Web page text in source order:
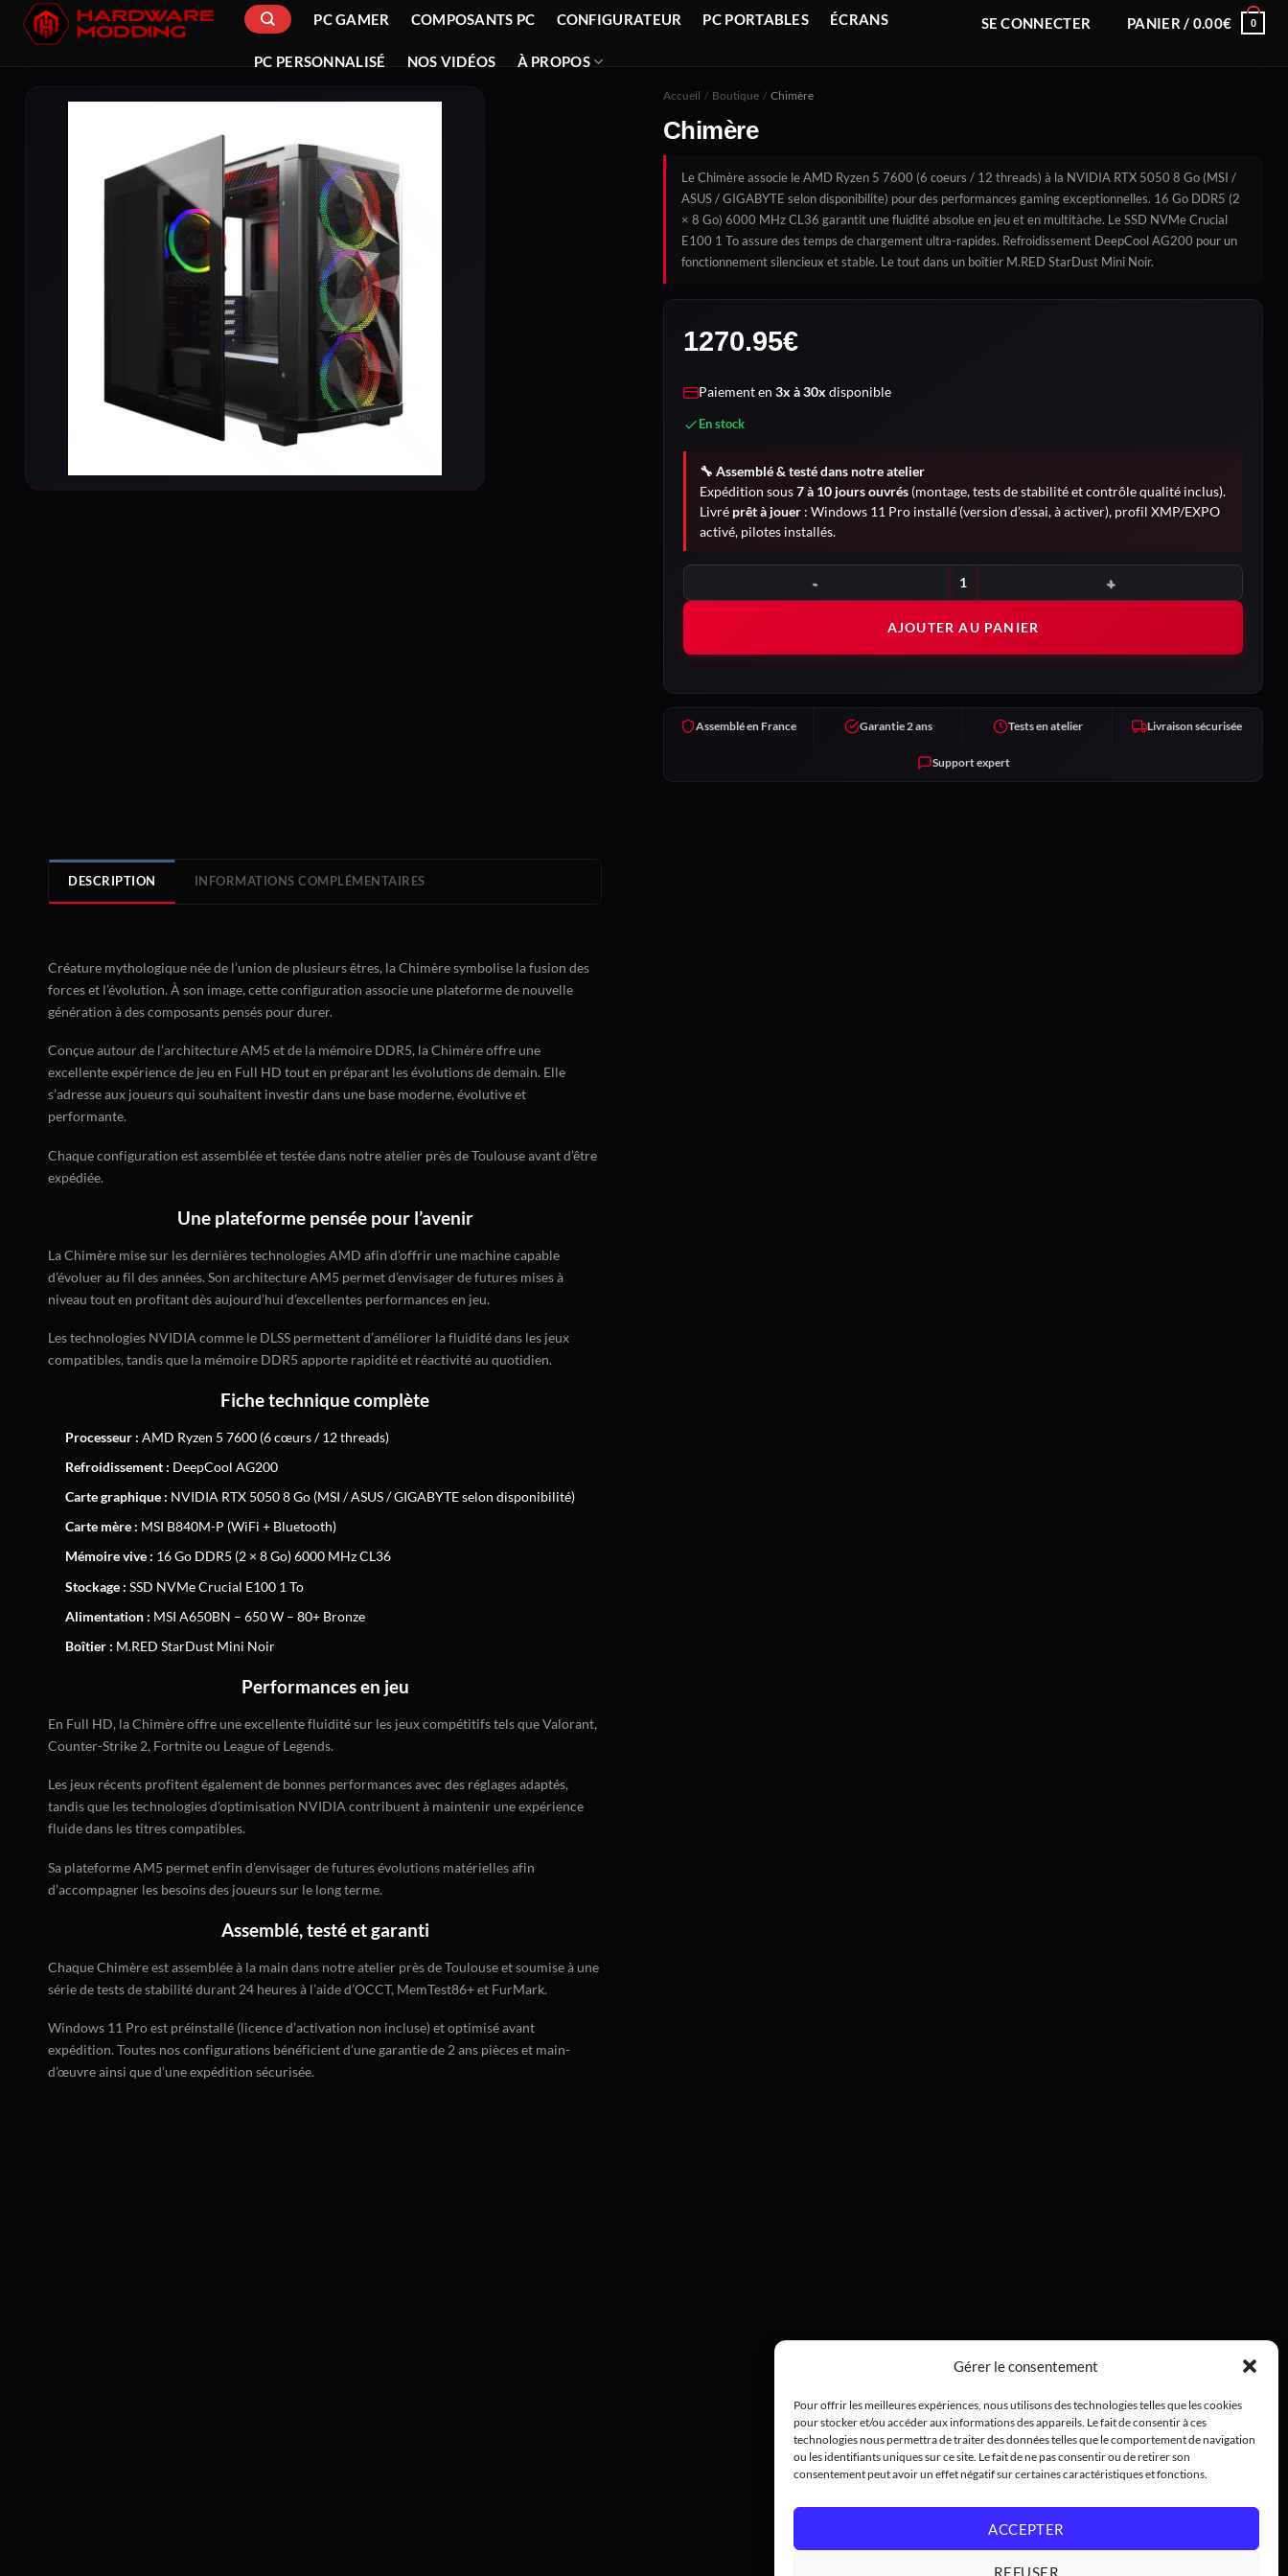
Gérer le consentement
Pour offrir les meilleures expériences, nous utilisons des technologies telles que les cookies
pour stocker et/ou accéder aux informations des appareils. Le fait de consentir à ces
technologies nous permettra de traiter des données telles que le comportement de navigation
ou les identifiants uniques sur ce site. Le fait de ne pas consentir ou de retirer son
consentement peut avoir un effet négatif sur certaines caractéristiques et fonctions.
ACCEPTER
REFUSER
Passer
PC GAMER COMPOSANTS PC CONFIGURATEUR PC PORTABLES ÉCRANS
PC PERSONNALISÉ NOS VIDÉOS À PROPOS
SE CONNECTER PANIER / 0.00€ 0
Accueil / Boutique / Chimère
Chimère
Le Chimère associe le AMD Ryzen 5 7600 (6 coeurs / 12 threads) à la NVIDIA RTX 5050 8 Go (MSI /
ASUS / GIGABYTE selon disponibilite) pour des performances gaming exceptionnelles. 16 Go DDR5 (2
× 8 Go) 6000 MHz CL36 garantit une fluidité absolue en jeu et en multitàche. Le SSD NVMe Crucial
E100 1 To assure des temps de chargement ultra-rapides. Refroidissement DeepCool AG200 pour un
fonctionnement silencieux et stable. Le tout dans un boîtier M.RED StarDust Mini Noir.
1270.95€
Paiement en 3x à 30x disponible
En stock
🔧 Assemblé & testé dans notre atelier
Expédition sous7 à 10 jours ouvrés (montage, tests de stabilité et contrôle qualité inclus).
Livré prêt à jouer : Windows 11 Pro installé (version d’essai, à activer), profil XMP/EXPO
activé, pilotes installés.
AJOUTER AU PANIER
Assemblé en France Garantie 2 ans Tests en atelier Livraison sécurisée
Support expert
DESCRIPTION INFORMATIONS COMPLÉMENTAIRES
Créature mythologique née de l’union de plusieurs êtres, la Chimère symbolise la fusion des
forces et l’évolution. À son image, cette configuration associe une plateforme de nouvelle
génération à des composants pensés pour durer.
Conçue autour de l’architecture AM5 et de la mémoire DDR5, la Chimère offre une
excellente expérience de jeu en Full HD tout en préparant les évolutions de demain. Elle
s’adresse aux joueurs qui souhaitent investir dans une base moderne, évolutive et
performante.
Chaque configuration est assemblée et testée dans notre atelier près de Toulouse avant d’être
expédiée.
Une plateforme pensée pour l’avenir
La Chimère mise sur les dernières technologies AMD afin d’offrir une machine capable
d’évoluer au fil des années. Son architecture AM5 permet d’envisager de futures mises à
niveau tout en profitant dès aujourd’hui d’excellentes performances en jeu.
Les technologies NVIDIA comme le DLSS permettent d’améliorer la fluidité dans les jeux
compatibles, tandis que la mémoire DDR5 apporte rapidité et réactivité au quotidien.
Fiche technique complète
Processeur : AMD Ryzen 5 7600 (6 cœurs / 12 threads)
Refroidissement : DeepCool AG200
Carte graphique : NVIDIA RTX 5050 8 Go (MSI / ASUS / GIGABYTE selon disponibilité)
Carte mère : MSI B840M-P (WiFi + Bluetooth)
Mémoire vive : 16 Go DDR5 (2 × 8 Go) 6000 MHz CL36
Stockage : SSD NVMe Crucial E100 1 To
Alimentation : MSI A650BN – 650 W – 80+ Bronze
Boîtier : M.RED StarDust Mini Noir
Performances en jeu
En Full HD, la Chimère offre une excellente fluidité sur les jeux compétitifs tels que Valorant,
Counter-Strike 2, Fortnite ou League of Legends.
Les jeux récents profitent également de bonnes performances avec des réglages adaptés,
tandis que les technologies d’optimisation NVIDIA contribuent à maintenir une expérience
fluide dans les titres compatibles.
Sa plateforme AM5 permet enfin d’envisager de futures évolutions matérielles afin
d’accompagner les besoins des joueurs sur le long terme.
Assemblé, testé et garanti
Chaque Chimère est assemblée à la main dans notre atelier près de Toulouse et soumise à une
série de tests de stabilité durant 24 heures à l’aide d’OCCT, MemTest86+ et FurMark.
Windows 11 Pro est préinstallé (licence d’activation non incluse) et optimisé avant
expédition. Toutes nos configurations bénéficient d’une garantie de 2 ans pièces et main-
d’œuvre ainsi que d’une expédition sécurisée.